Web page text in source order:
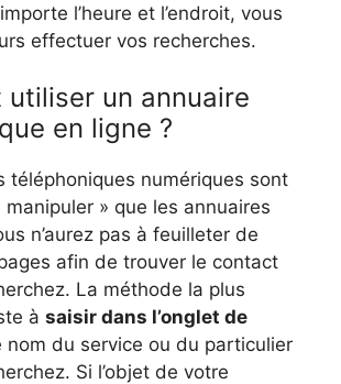
l’heure et l’endroit, vous
effectuer vos recherches.
utiliser un annuaire
en ligne ?
téléphoniques numériques sont
manipuler » que les annuaires
n’aurez pas à feuilleter de
afin de trouver le contact
La méthode la plus
à saisir dans l’onglet de
nom du service ou du particulier
Si l’objet de votre